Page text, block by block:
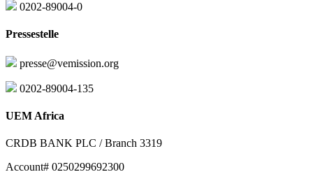
0202-89004-0
Pressestelle
presse@vemission.org
0202-89004-135
UEM Africa
CRDB BANK PLC / Branch 3319
Account# 0250299692300